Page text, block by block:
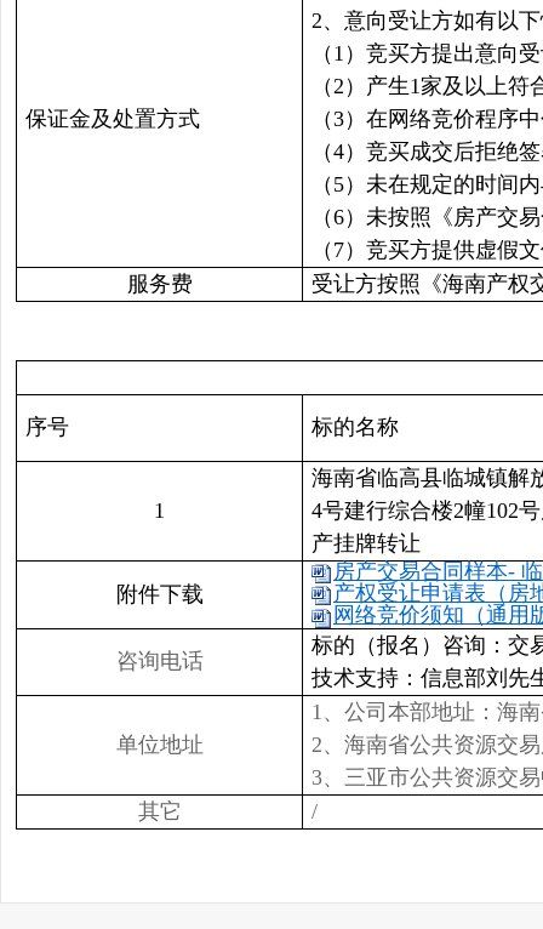
保证金及处置方式
2、意向受让方如有以
（1）竞买方提出意向
（2）产生1家及以上
（3）在网络竞价程序
（4）竞买成交后拒绝
（5）未在规定的时间
（6）未按照《房产交
（7）竞买方提供虚假
服务费
受让方按照《海南产
序号 标的名称
1
海南省临高县临城镇解
4号建行综合楼2幢102
产挂牌转让
附件下载
房产交易合同样本-
产权受让申请表（房
网络竞价须知（通用
咨询电话
标的（报名）咨询：交
技术支持：信息部刘先
单位地址
1、公司本部地址：海
2、海南省公共资源交
3、三亚市公共资源交
其它
/